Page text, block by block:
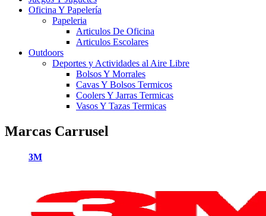
Oficina Y Papelería
Papeleria
Articulos De Oficina
Articulos Escolares
Outdoors
Deportes y Actividades al Aire Libre
Bolsos Y Morrales
Cavas Y Bolsos Termicos
Coolers Y Jarras Termicas
Vasos Y Tazas Termicas
Marcas Carrusel
3M